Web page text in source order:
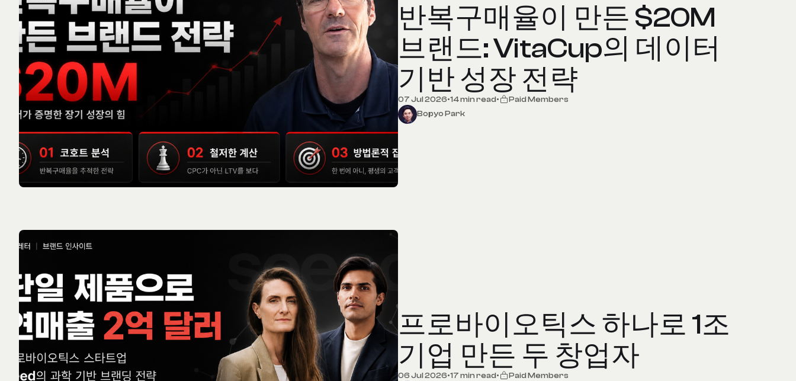
반복구매율이 만든 $20M
브랜드: VitaCup의 데이터
기반 성장 전략
07 Jul 2026•14 min read•
Paid Members
Bopyo Park
프로바이오틱스 하나로 1조
기업 만든 두 창업자
06 Jul 2026•17 min read•
Paid Members